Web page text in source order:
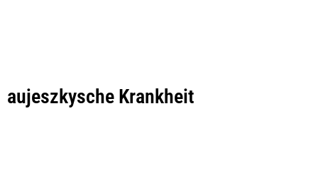
aujeszkysche Krankheit